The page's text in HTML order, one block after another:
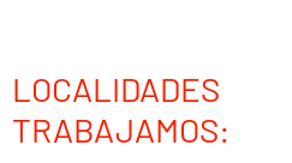
TRABAJAMOS: